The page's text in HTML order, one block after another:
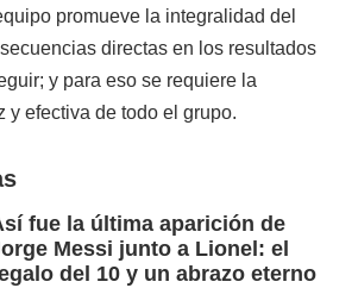
promueve la integralidad del
directas en los resultados
y para eso se requiere la
y efectiva de todo el grupo.
fue la última aparición de
Messi junto a Lionel: el
del 10 y un abrazo eterno